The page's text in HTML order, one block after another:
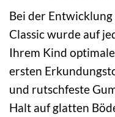
Bei der Entwicklung
Classic wurde auf
Ihrem Kind
ersten
und rutschfeste
Halt auf glatten